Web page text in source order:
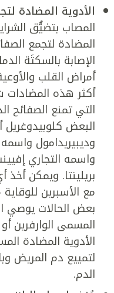
الأدوية المضادة
المصاب بتضيُّق
المضادة لتجمع
الإصابة بالسكتَة
أمراض القلب
أكثر هذه المضادات
التي تمنع الصفائح
البعض كلوبيدوغريل
وديبيريدامول
واسمه التجاري
بريلينتا. ويمكن
مع الأسبرين
بعض الحالات يوصي
المسمى الوارفرين
الأدوية المضادة
لتمييع دم المريض
الدم.